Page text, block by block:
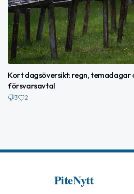
Kort dagsöversikt: regn,
försvarsavtal
3 2
PiteNytt